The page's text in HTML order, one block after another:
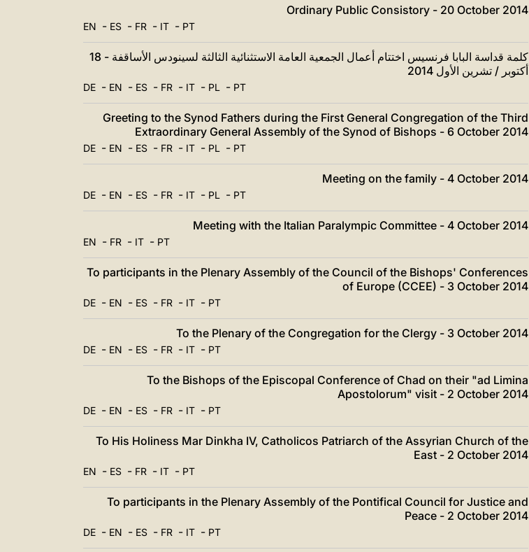
Ordinary Public Consistory - 20 October 2014
EN - ES - FR - IT - PT
كلمة قداسة البابا فرنسيس اختتام أعمال الجمعية العامة الاستثنائية الثالثة لسينودس الأساقفة - 18
أكتوبر / تشرين الأول 2014
DE - EN - ES - FR - IT - PL - PT
Greeting to the Synod Fathers during the First General Congregation of the Third
Extraordinary General Assembly of the Synod of Bishops - 6 October 2014
DE - EN - ES - FR - IT - PL - PT
Meeting on the family - 4 October 2014
DE - EN - ES - FR - IT - PL - PT
Meeting with the Italian Paralympic Committee - 4 October 2014
EN - FR - IT - PT
To participants in the Plenary Assembly of the Council of the Bishops' Conferences
of Europe (CCEE) - 3 October 2014
DE - EN - ES - FR - IT - PT
To the Plenary of the Congregation for the Clergy - 3 October 2014
DE - EN - ES - FR - IT - PT
To the Bishops of the Episcopal Conference of Chad on their "ad Limina
Apostolorum" visit - 2 October 2014
DE - EN - ES - FR - IT - PT
To His Holiness Mar Dinkha IV, Catholicos Patriarch of the Assyrian Church of the
East - 2 October 2014
EN - ES - FR - IT - PT
To participants in the Plenary Assembly of the Pontifical Council for Justice and
Peace - 2 October 2014
DE - EN - ES - FR - IT - PT